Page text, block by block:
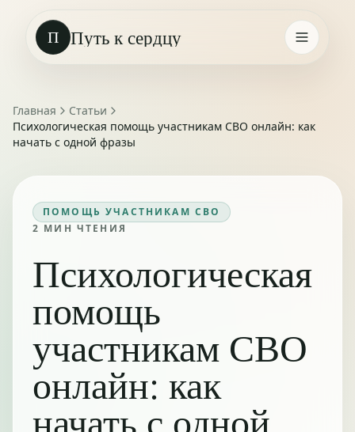
П Путь к сердцу
Главная
Статьи
Психологическая помощь участникам СВО онлайн: как
начать с одной фразы
ПОМОЩЬ УЧАСТНИКАМ СВО
2 МИН ЧТЕНИЯ
Психологическая
помощь
участникам СВО
онлайн: как
начать с одной